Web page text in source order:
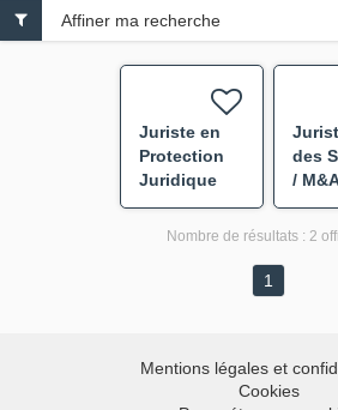
Juriste en
Protection
Juridique
F/H
des
/
Affiner ma recherche
Nombre de résultats : 2
1
Mentions légales et
Cookies